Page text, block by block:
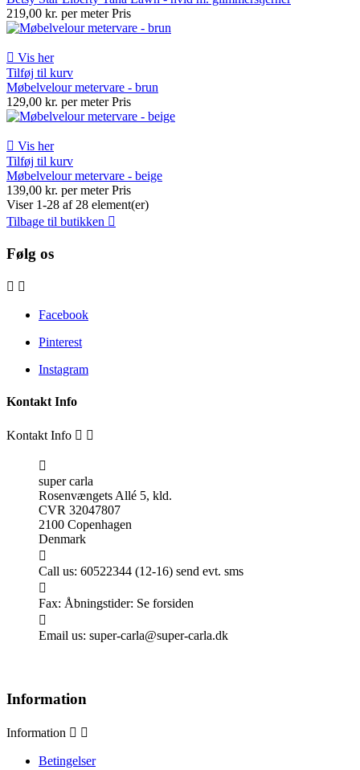
219,00 kr. per meter Pris
 Vis her
Tilføj til kurv
Møbelvelour metervare - brun
129,00 kr. per meter Pris
 Vis her
Tilføj til kurv
Møbelvelour metervare - beige
139,00 kr. per meter Pris
Viser 1-28 af 28 element(er)
Tilbage til butikken 
Følg os
 
Facebook
Pinterest
Instagram
Kontakt Info
Kontakt Info  

super carla
Rosenvængets Allé 5, kld.
CVR 32047807
2100 Copenhagen
Denmark

Call us: 60522344 (12-16) send evt. sms

Fax: Åbningstider: Se forsiden

Email us: super-carla@super-carla.dk
Information
Information  
Betingelser